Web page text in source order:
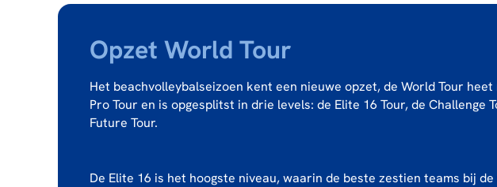
Opzet World Tour
Het beachvolleybalseizoen kent een nieuwe opzet, de World Tour heet
Pro Tour en is opgesplitst in drie levels: de Elite 16 Tour, de Challenge
Future Tour.
De Elite 16 is het hoogste niveau, waarin de beste zestien teams bij de